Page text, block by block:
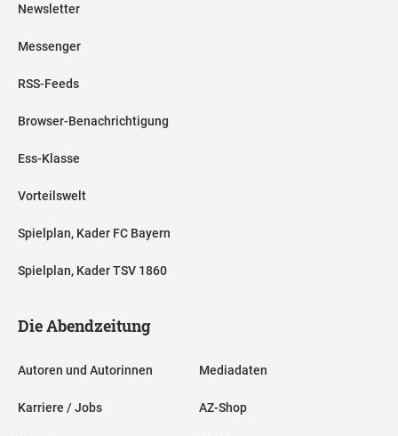
Newsletter
Messenger
RSS-Feeds
Browser-Benachrichtigung
Ess-Klasse
Vorteilswelt
Spielplan, Kader FC Bayern
Spielplan, Kader TSV 1860
Die Abendzeitung
Autoren und Autorinnen
Karriere / Jobs
Mediadaten
AZ-Shop